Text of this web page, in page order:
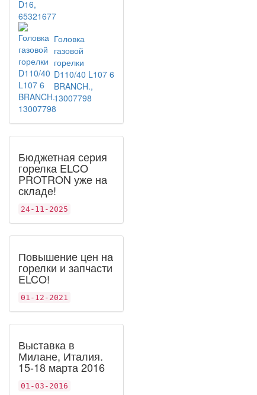
Головка
газовой
горелки
D110/40 L107 6
BRANCH.,
13007798
Бюджетная серия
горелка ELCO
PROTRON уже на
складе!
24-11-2025
Повышение цен на
горелки и запчасти
ELCO!
01-12-2021
Выставка в
Милане, Италия.
15-18 марта 2016
01-03-2016